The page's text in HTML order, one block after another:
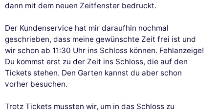
dann mit dem neuen Zeitfenster bedruckt.
Der Kundenservice hat mir daraufhin nochmal
geschrieben, dass meine gewünschte Zeit frei ist und
wir schon ab 11:30 Uhr ins Schloss können. Fehlanzeige!
Du kommst erst zu der Zeit ins Schloss, die auf den
Tickets stehen. Den Garten kannst du aber schon
vorher besuchen.
Trotz Tickets mussten wir, um in das Schloss zu